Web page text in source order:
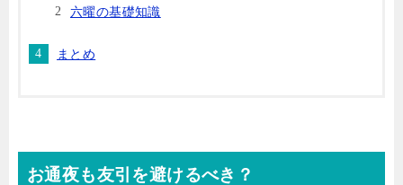
六曜の基礎知識
まとめ
お通夜も友引を避けるべき？